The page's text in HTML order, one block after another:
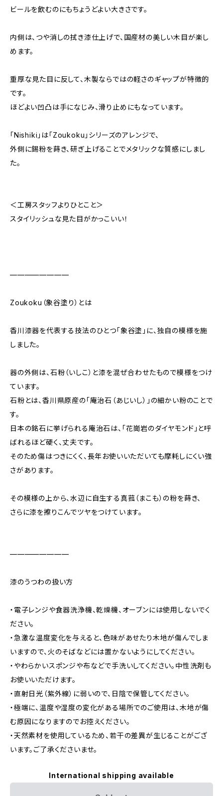
ビールを飲むのにもちょうどよい大きさです。
内側は、つや消しの拭き漆仕上げで、国産材の美しい木目が楽し
めます。
重厚な見た目に反して、木製ならではの軽さのギャップが特徴的
です。
ほどよい凹凸は手になじみ、滑り止めにもなっています。
「Nishiki」は「Zoukoku」シリーズのアレンジで、
外側に錫粉を蒔き、研ぎ上げることでメタリックな質感にしまし
た。
＜工房スタッフよりひとこと＞
スタイリッシュな見た目がかっこいい！
————————
Zoukoku（象谷塗り）とは
香川漆器を代表する技法のひとつ「象谷塗」に、独自の模様を施
しました。
器の外側は、石粉（いしこ）と漆を混ぜ合わせたもので模様をつけ
ています。
石粉とは、香川県原産の「庵治石（あじいし）」の細かい粉のことで
す。
日本の銘石に挙げられる庵治石は、「花崗岩のダイヤモンド」と呼
ばれるほど硬く、丈夫です。
そのため傷はつきにくく、長年お使いいただいても摩耗しにくい強
さがあります。
その模様の上から、水辺に自生する真菰（まこも）の粉を蒔き、
さらに漆を擦りこんでツヤをつけています。
————————
漆のうつわの扱い方
・電子レンジや食器洗浄機、乾燥機、オーブンには使用しないでく
ださい。
・急激な温度変化を与えると、色味があせたり木地が傷んでしま
いますので、火のそばなどには置かないようにしてください。
・やわらかいスポンジや布などで手洗いしてください。中性洗剤も
お使いいただけます。
・直射日光（紫外線）に弱いので、日陰で保管してください。
・極端に、温度や湿度の変化がある場所でのご使用は、木地が傷
む原因になりますのでお控えください。
・天然素材を使用しているため、若干の差異が生じることがござ
います。ご了承くださいませ。
International shipping available